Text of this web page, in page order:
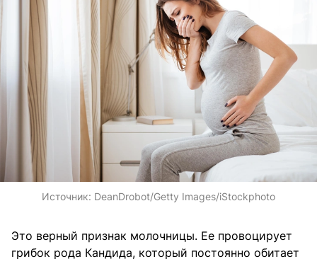
Источник: DeanDrobot/Getty Images/iStockphoto
Это верный признак молочницы. Ее провоцирует
грибок рода Кандида, который постоянно обитает